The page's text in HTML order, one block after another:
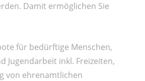
Damit ermöglichen Sie
für bedürftige Menschen,
Jugendarbeit inkl. Freizeiten,
von ehrenamtlichen